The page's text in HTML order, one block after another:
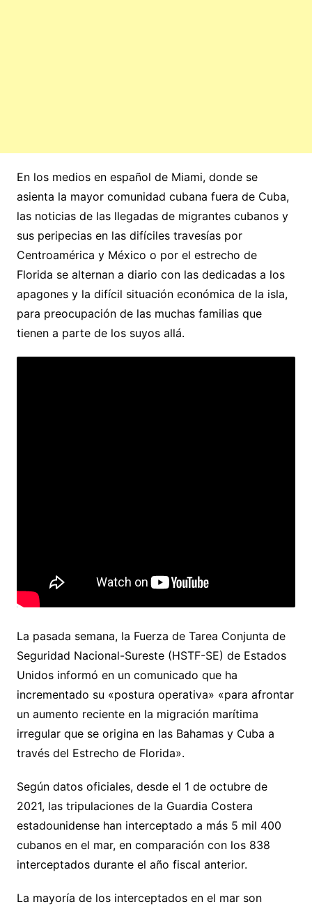
En los medios en español de Miami, donde se
asienta la mayor comunidad cubana fuera de Cuba,
las noticias de las llegadas de migrantes cubanos y
sus peripecias en las difíciles travesías por
Centroamérica y México o por el estrecho de
Florida se alternan a diario con las dedicadas a los
apagones y la difícil situación económica de la isla,
para preocupación de las muchas familias que
tienen a parte de los suyos allá.
La pasada semana, la Fuerza de Tarea Conjunta de
Seguridad Nacional-Sureste (HSTF-SE) de Estados
Unidos informó en un comunicado que ha
incrementado su «postura operativa» «para afrontar
un aumento reciente en la migración marítima
irregular que se origina en las Bahamas y Cuba a
través del Estrecho de Florida».
Según datos oficiales, desde el 1 de octubre de
2021, las tripulaciones de la Guardia Costera
estadounidense han interceptado a más 5 mil 400
cubanos en el mar, en comparación con los 838
interceptados durante el año fiscal anterior.
La mayoría de los interceptados en el mar son